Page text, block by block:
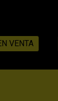
VENTA